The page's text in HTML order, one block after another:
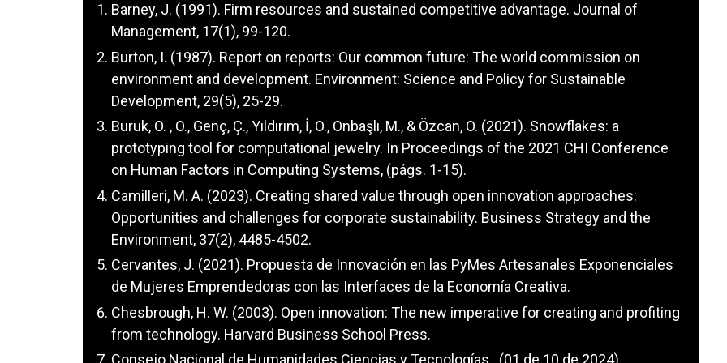
Barney, J. (1991). Firm resources and sustained competitive advantage. Journal of
Management, 17(1), 99-120.
Burton, I. (1987). Report on reports: Our common future: The world commission on
environment and development. Environment: Science and Policy for Sustainable
Development, 29(5), 25-29.
Buruk, O. , O., Genç, Ç., Yıldırım, İ, O., Onbaşlı, M., & Özcan, O. (2021). Snowflakes: a
prototyping tool for computational jewelry. In Proceedings of the 2021 CHI Conference
on Human Factors in Computing Systems, (págs. 1-15).
Camilleri, M. A. (2023). Creating shared value through open innovation approaches:
Opportunities and challenges for corporate sustainability. Business Strategy and the
Environment, 37(2), 4485-4502.
Cervantes, J. (2021). Propuesta de Innovación en las PyMes Artesanales Exponenciales
de Mujeres Emprendedoras con las Interfaces de la Economía Creativa.
Chesbrough, H. W. (2003). Open innovation: The new imperative for creating and profiting
from technology. Harvard Business School Press.
Consejo Nacional de Humanidades Ciencias y Tecnologías . (01 de 10 de 2024).